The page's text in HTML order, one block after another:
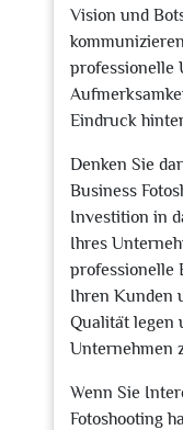
Vision und
professionelle
Eindruck
Denken Sie
Business
Investition in
Ihres
professionelle
Ihren Kunden
Qualität legen
Unternehmen
Wenn Sie
Fotoshooting